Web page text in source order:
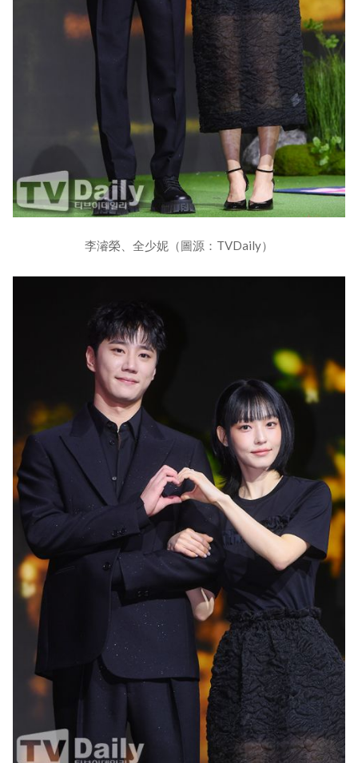
李濬榮、全少妮（圖源：TVDaily）